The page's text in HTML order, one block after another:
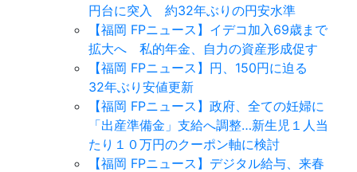
円台に突入 約32年ぶりの円安水準
【福岡 FPニュース】イデコ加入69歳まで
拡大へ 私的年金、自力の資産形成促す
【福岡 FPニュース】円、150円に迫る
32年ぶり安値更新
【福岡 FPニュース】政府、全ての妊婦に
「出産準備金」支給へ調整…新生児１人当
たり１０万円のクーポン軸に検討
【福岡 FPニュース】デジタル給与、来春